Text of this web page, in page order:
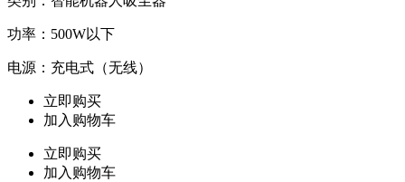
功率：500W以下
电源：充电式（无线）
立即购买
加入购物车
立即购买
加入购物车